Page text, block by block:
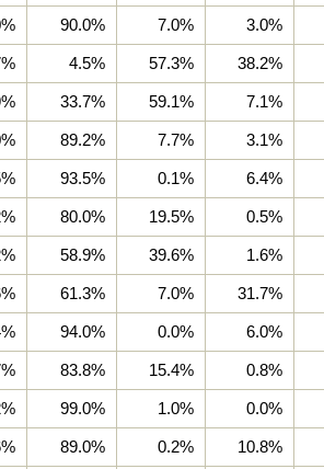
90.0% 7.0% 3.0%
4.5% 57.3% 38.2%
33.7% 59.1% 7.1%
89.2% 7.7% 3.1%
93.5% 0.1% 6.4%
80.0% 19.5% 0.5%
58.9% 39.6% 1.6%
61.3% 7.0% 31.7%
94.0% 0.0% 6.0%
83.8% 15.4% 0.8%
99.0% 1.0% 0.0%
89.0% 0.2% 10.8%